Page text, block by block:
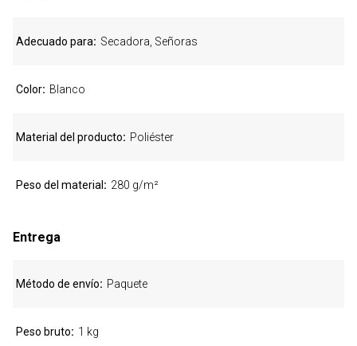
Adecuado para Secadora, Señoras
Color Blanco
Material del producto Poliéster
Peso del material 280 g/m²
Entrega
Método de envío Paquete
Peso bruto 1 kg